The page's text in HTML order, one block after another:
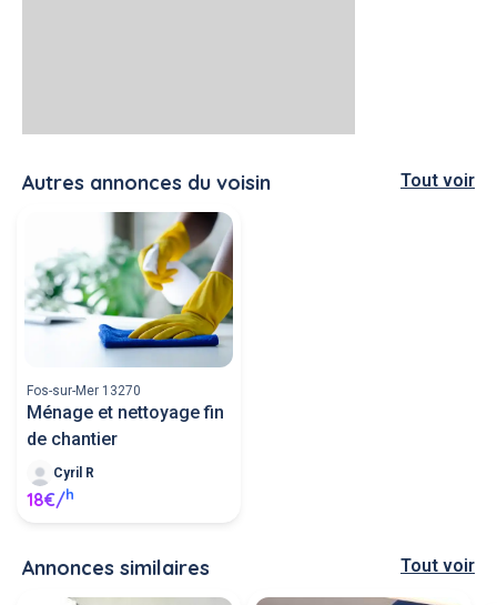
Autres annonces du voisin Tout voir
Fos-sur-Mer 13270
Ménage et nettoyage fin
de chantier
Cyril R
18€/h
Annonces similaires Tout voir